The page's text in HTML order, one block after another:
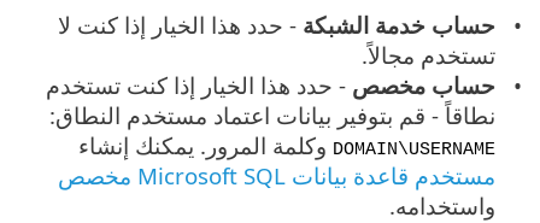
حساب خدمة الشبكة - حدد هذا الخيار إذا كنت لا
تستخدم مجالاً.
حساب مخصص - حدد هذا الخيار إذا كنت تستخدم
نطاقاً - قم بتوفير بيانات اعتماد مستخدم النطاق:
DOMAIN\USERNAME وكلمة المرور. يمكنك إنشاء
مستخدم قاعدة بيانات Microsoft SQL مخصص
واستخدامه.